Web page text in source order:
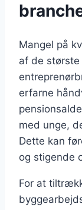
Mangel på
af de
erfarne
med unge,
Dette kan
og stigende
For at